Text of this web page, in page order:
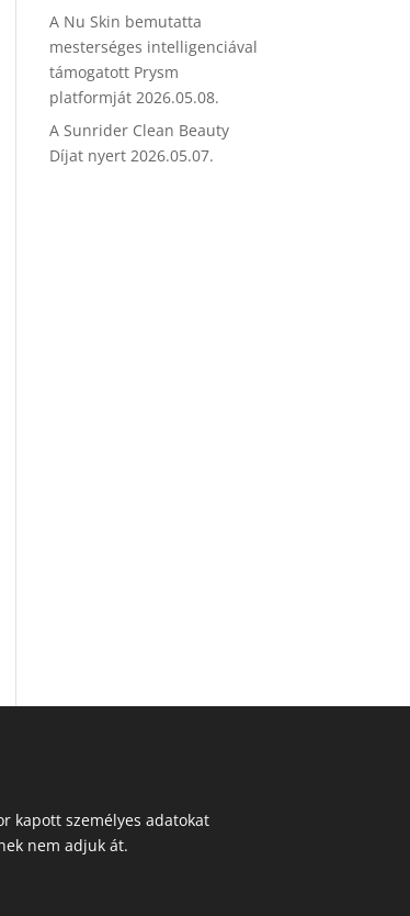
A Nu Skin bemutatta
mesterséges intelligenciával
támogatott Prysm
platformját 2026.05.08.
A Sunrider Clean Beauty
Díjat nyert 2026.05.07.
kapott személyes adatokat
nem adjuk át.